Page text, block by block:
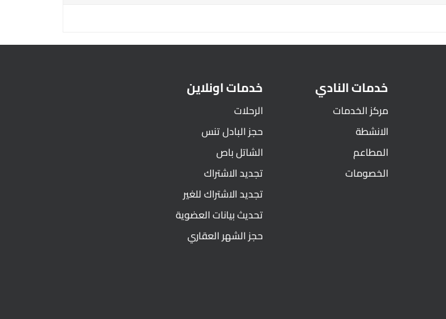
خدمات النادي
مركز الخدمات
الانشطة
المطاعم
الخصومات
خدمات اونلاين
الرحلات
حجز البادل تنس
الشاتل باص
تجديد الاشتراك
تجديد الاشتراك للغير
تحديث بيانات العضوية
حجز الشهر العقاري